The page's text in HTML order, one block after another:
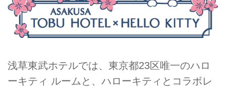
浅草東武ホテルでは、東京都23区唯一のハロ
ーキティ ルームと、ハローキティとコラボレ